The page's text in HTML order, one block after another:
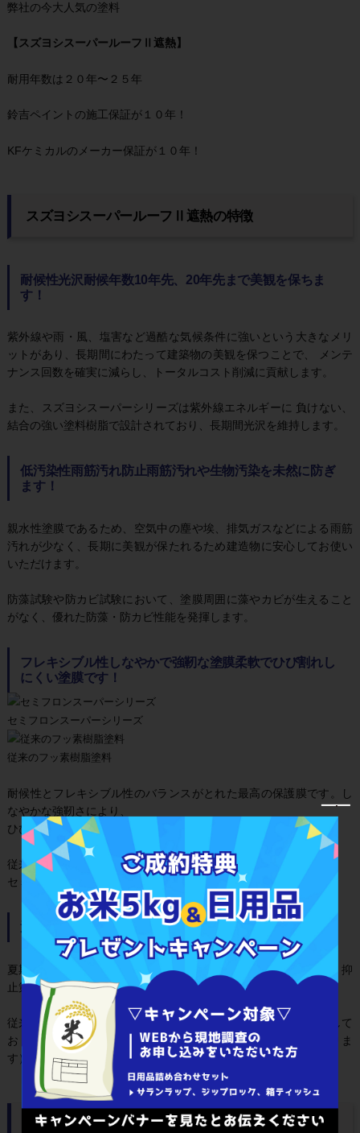
弊社の今大人気の塗料
【スズヨシスーパールーフⅡ遮熱】
耐用年数は２０年〜２５年
鈴吉ペイントの施工保証が１０年！
KFケミカルのメーカー保証が１０年！
スズヨシスーパールーフⅡ遮熱の特徴
耐候性光沢耐候年数10年先、20年先まで美観を保ちま
す
紫外線や雨・風、塩害など過酷な気候条件に強いという大きなメリ
ットがあり、長期間にわたって建築物の美観を保つことで、 メンテ
ナンス回数を確実に減らし、トータルコスト削減に貢献します。
また、スズヨシスーパーシリーズは紫外線エネルギーに 負けない、
結合の強い塗料樹脂で設計されており、長期間光沢を維持します。
低汚染性雨筋汚れ防止雨筋汚れや生物汚染を未然に防ぎ
ます！
親水性塗膜であるため、空気中の塵や埃、排気ガスなどによる雨筋
汚れが少なく、長期に美観が保たれるため建造物に安心してお使い
いただけます。
防藻試験や防カビ試験において、塗膜周囲に藻やカビが生えること
がなく、優れた防藻・防カビ性能を発揮します。
フレキシブル性しなやかで強靭な塗膜柔軟でひび割れし
にくい塗膜です！
セミフロンスーパーシリーズ
従来のフッ素樹脂塗料
耐候性とフレキシブル性のバランスがとれた最高の保護膜です。し
なやかな強靭さにより、
ひび割れしにくく、美しさを長もちさせることができます。
従来のフッ素樹脂塗料はφ10mmの曲げ試験でひびが入りますが、
セミフロンスーパーは、φ2mmでもひび割れが起きません。
遮熱タイプ
夏期の省エネルギーへの貢献、ヒートアイランド現象の効果的な 抑
止策として期待できる遮熱塗料への対応もしております。
従来 の遮熱塗料に比べ耐候性・遮熱性に優れるシステムを採用して
おります。そのため１０～２０℃（気象条件・塗装色にも因りま
す） 程度、表面温度を抑制し、熱劣化を抑制致します。
施工写真をご覧ください！